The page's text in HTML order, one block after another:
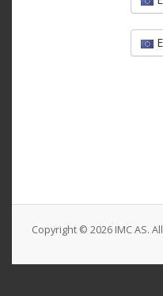
Copyright © 2026 IMC AS.